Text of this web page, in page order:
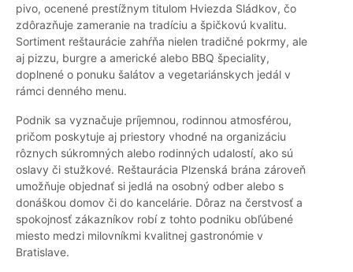
pivo, ocenené prestížnym titulom Hviezda Sládkov, čo
zdôrazňuje zameranie na tradíciu a špičkovú kvalitu.
Sortiment reštaurácie zahŕňa nielen tradičné pokrmy, ale
aj pizzu, burgre a americké alebo BBQ špeciality,
doplnené o ponuku šalátov a vegetariánskych jedál v
rámci denného menu.
Podnik sa vyznačuje príjemnou, rodinnou atmosférou,
pričom poskytuje aj priestory vhodné na organizáciu
rôznych súkromných alebo rodinných udalostí, ako sú
oslavy či stužkové. Reštaurácia Plzenská brána zároveň
umožňuje objednať si jedlá na osobný odber alebo s
donáškou domov či do kancelárie. Dôraz na čerstvosť a
spokojnosť zákazníkov robí z tohto podniku obľúbené
miesto medzi milovníkmi kvalitnej gastronómie v
Bratislave.